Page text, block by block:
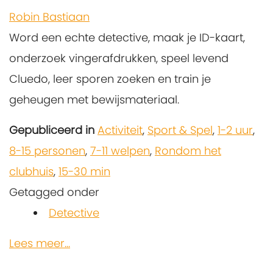
Robin Bastiaan
Word een echte detective, maak je ID-kaart,
onderzoek vingerafdrukken, speel levend
Cluedo, leer sporen zoeken en train je
geheugen met bewijsmateriaal.
Gepubliceerd in Activiteit, Sport & Spel, 1-2 uur,
8-15 personen, 7-11 welpen, Rondom het
clubhuis, 15-30 min
Getagged onder
Detective
Lees meer...